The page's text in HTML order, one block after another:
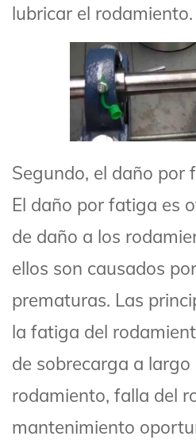
lubricar el rodamiento.
Segundo, el daño por
El daño por fatiga es
de daño a los
ellos son causados
prematuras. Las
la fatiga del
de sobrecarga a largo
rodamiento, falla del
mantenimiento